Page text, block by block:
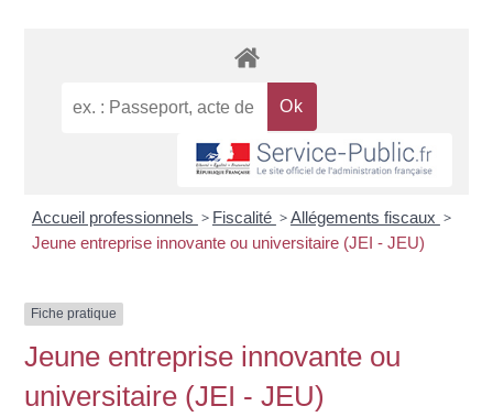
Accueil professionnels > Fiscalité >Allégements fiscaux >
Jeune entreprise innovante ou universitaire (JEI - JEU)
Fiche pratique
Jeune entreprise innovante ou
universitaire (JEI - JEU)